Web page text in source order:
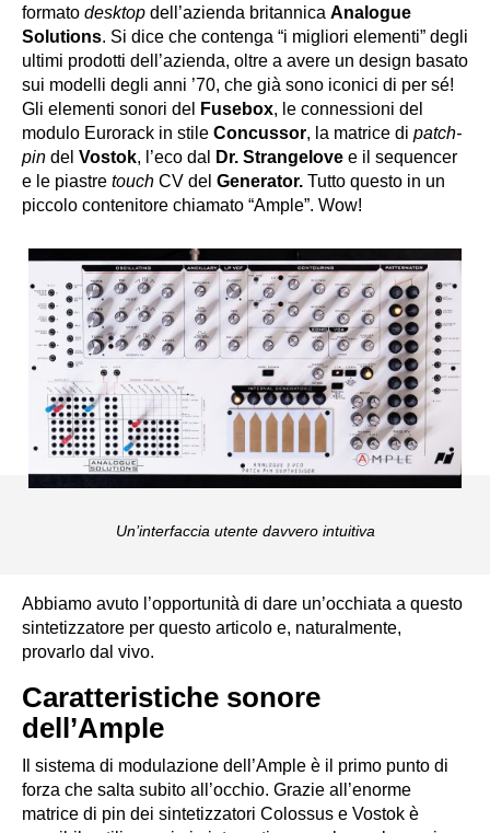
formato desktop dell’azienda britannica Analogue
Solutions. Si dice che contenga “i migliori elementi” degli
ultimi prodotti dell’azienda, oltre a avere un design basato
sui modelli degli anni ’70, che già sono iconici di per sé!
Gli elementi sonori del
Fusebox, le connessioni del
modulo Eurorack in stile Concussor, la matrice di patch-
pin del Vostok, l’eco dal Dr. Strangelove e il sequencer
e le piastre touch CV del Generator. Tutto questo in un
piccolo contenitore chiamato “Ample”. Wow!
Un’interfaccia utente davvero intuitiva
Abbiamo avuto l’opportunità di dare un’occhiata a questo
sintetizzatore per questo articolo e, naturalmente,
provarlo dal vivo.
Caratteristiche sonore
dell’Ample
Il sistema di modulazione dell’Ample è il primo punto di
forza che salta subito all’occhio. Grazie all’enorme
matrice di pin dei sintetizzatori Colossus e Vostok è